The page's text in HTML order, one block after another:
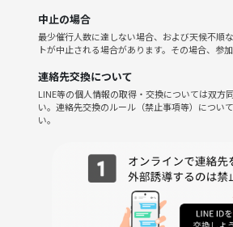
中止の場合
最少催行人数に達しない場合、および天候不順
トが中止される場合があります。その場合、参
連絡先交換について
LINE等の個人情報の取得・交換については双方
い。連絡先交換のルール（禁止事項等）につい
い。